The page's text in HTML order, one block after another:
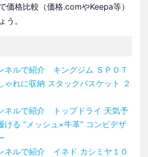
価格比較（価格.comやKeepa等）
う。
ネルで紹介 キングジム ＳＰＯＴ
ゃれに収納 スタックバスケット ２
ネルで紹介 トップドライ 天気予
ける “メッシュ×牛革” コンビデザ
ネルで紹介 イネド カシミヤ１０